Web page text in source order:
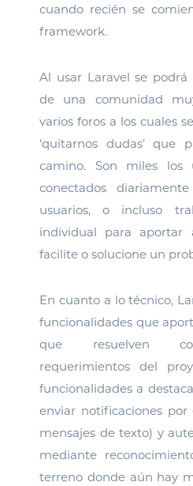
cuando recién se
framework.
Al usar Laravel se
de una comunidad
varios foros a los cuales
‘quitarnos dudas’ que
camino. Son miles los
conectados
usuarios, o incluso
individual para aportar
facilite o solucione un
En cuanto a lo técnico,
funcionalidades que
que resuelven
requerimientos del
funcionalidades a
enviar notificaciones
mensajes de texto) y
mediante
terreno donde aún hay